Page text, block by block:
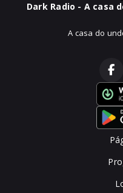
Dark Radio - A casa
A casa do